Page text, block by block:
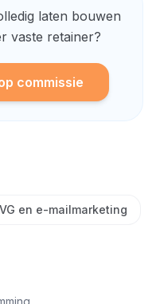
laten bouwen
vaste retainer?
commissie
en e-mailmarketing